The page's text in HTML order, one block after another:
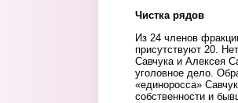
Чистка рядов
Из 24 членов
присутствуют 20.
Савчука и Алексея
уголовное дело.
«единоросса»
собственности и